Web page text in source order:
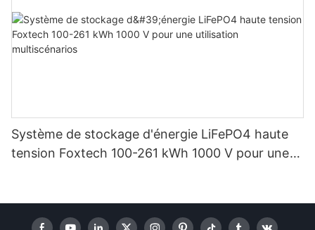
Système de stockage d'énergie LiFePO4 haute
tension Foxtech 100-261 kWh 1000 V pour une